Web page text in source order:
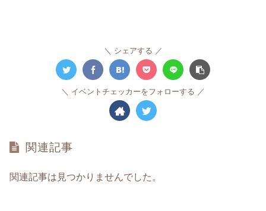
シェアする
イベントチェッカーをフォローする
関連記事
関連記事は見つかりませんでした。